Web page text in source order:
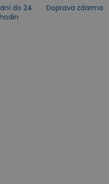
do 24
hodin
Doprava zdarma